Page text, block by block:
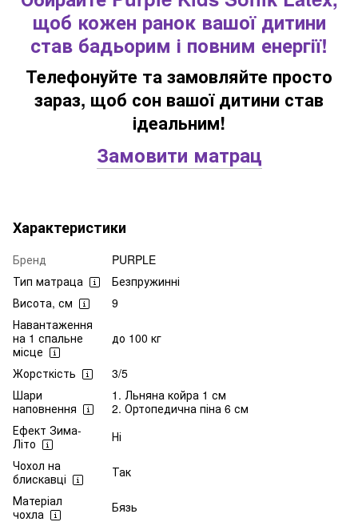
щоб кожен ранок вашої дитини
став бадьорим і повним енергії!
Телефонуйте та замовляйте просто
зараз, щоб сон вашої дитини став
ідеальним!
Замовити матрац
Характеристики
Бренд
PURPLE
Тип матраца
Безпружинні
Висота, см
9
Навантаження
на 1 спальне
місце
до 100 кг
Жорсткість
3/5
Шари
наповнення
1. Льняна койра 1 см
2. Ортопедична піна 6 см
Ефект Зима-
Літо
Ні
Чохол на
блискавці
Так
Матеріал
чохла
Бязь